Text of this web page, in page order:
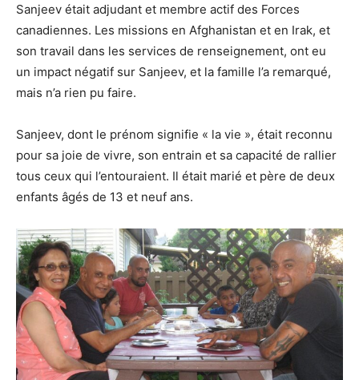
Sanjeev était adjudant et membre actif des Forces
canadiennes. Les missions en Afghanistan et en Irak, et
son travail dans les services de renseignement, ont eu
un impact négatif sur Sanjeev, et la famille l’a remarqué,
mais n’a rien pu faire.
Sanjeev, dont le prénom signifie « la vie », était reconnu
pour sa joie de vivre, son entrain et sa capacité de rallier
tous ceux qui l’entouraient. Il était marié et père de deux
enfants âgés de 13 et neuf ans.